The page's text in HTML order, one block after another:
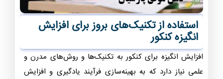
استفاده از تکنیک‌های بروز برای افزایش
انگیزه کنکور
افزایش انگیزه برای کنکور به تکنیک‌ها و روش‌های مدرن و
علمی نیاز دارد که به بهینه‌سازی فرآیند یادگیری و افزایش